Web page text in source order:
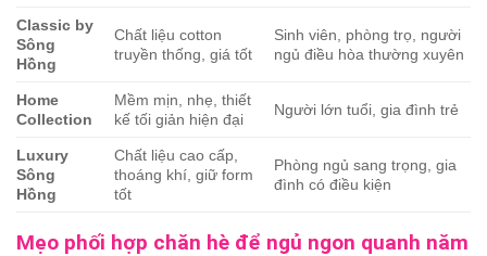
Classic by
Sông
Hồng
Chất liệu cotton
truyền thống, giá tốt
Sinh viên, phòng trọ, người
ngủ điều hòa thường xuyên
Home
Collection
Mềm mịn, nhẹ, thiết
kế tối giản hiện đại
Người lớn tuổi, gia đình trẻ
Luxury
Sông
Hồng
Chất liệu cao cấp,
thoáng khí, giữ form
tốt
Phòng ngủ sang trọng, gia
đình có điều kiện
Mẹo phối hợp chăn hè để ngủ ngon quanh năm